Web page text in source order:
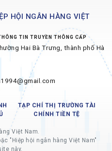
HỘI NGÂN HÀNG VIỆT
TIN TRUYỀN THÔNG CẤP
Hai Bà Trưng, thành phố Hà
TẠP CHÍ THỊ TRƯỜNG TÀI
CHÍNH TIỀN TỆ
Việt Nam.
"Hiệp hội ngân hàng Việt Nam"
này.